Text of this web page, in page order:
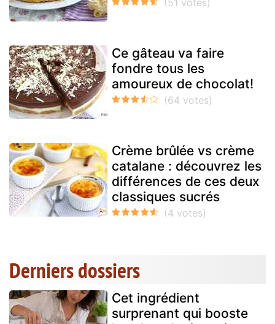
Ce gâteau va faire
fondre tous les
amoureux de chocolat!
Crème brûlée vs crème
catalane : découvrez les
différences de ces deux
classiques sucrés
Derniers dossiers
Cet ingrédient
surprenant qui booste